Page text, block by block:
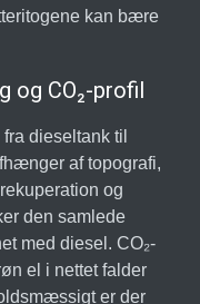
kan bære
og CO₂-profil
dieseltank til
af topografi,
og
den samlede
med diesel. CO₂-
el i nettet falder
er der